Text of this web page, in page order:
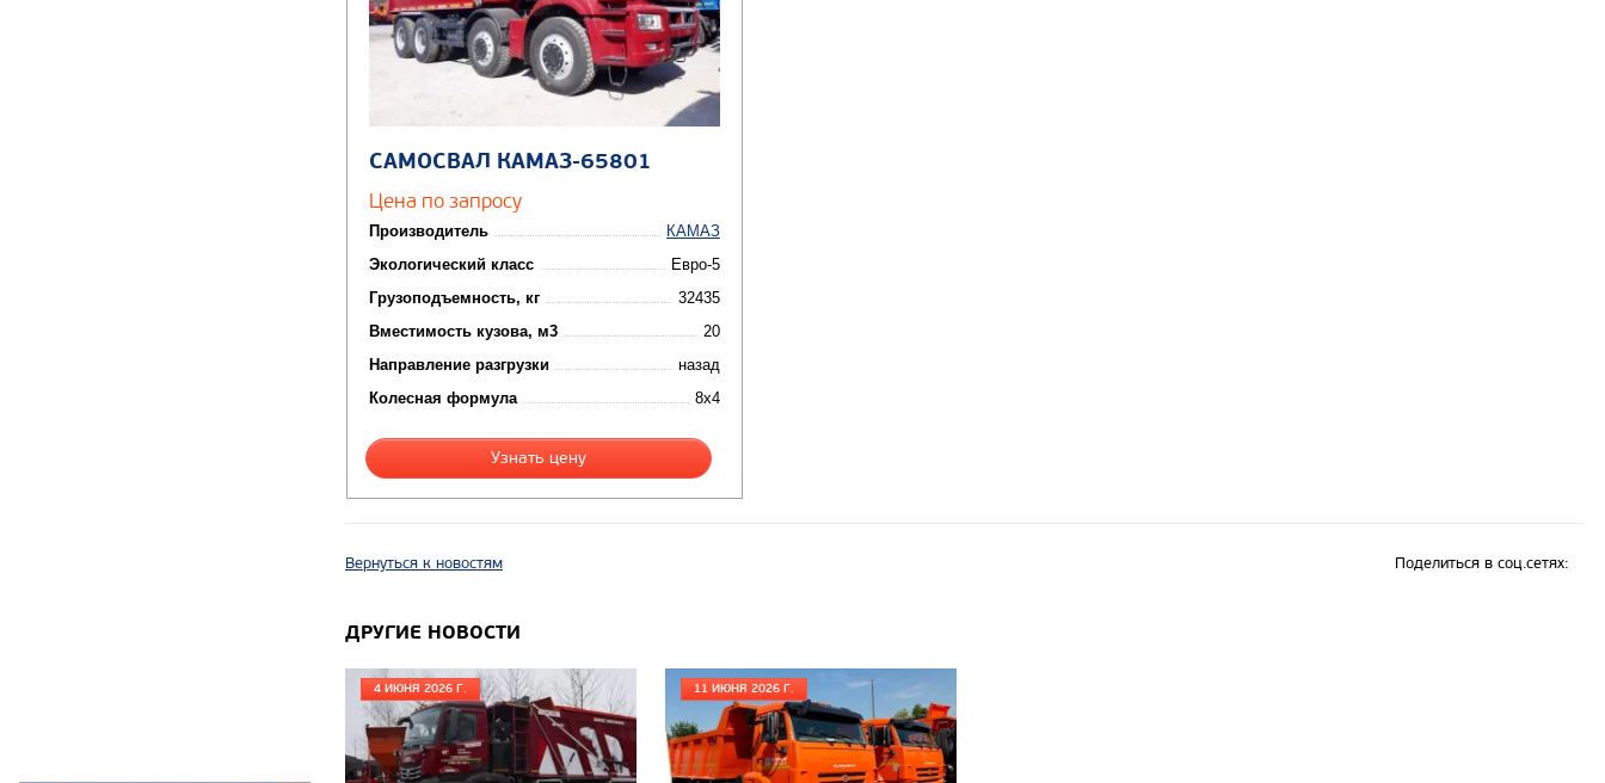
САМОСВАЛ КАМАЗ-65801
Цена по запросу
Производитель
КАМАЗ
Экологический класс
Евро-5
Грузоподъемность, кг
32435
Вместимость кузова, м3
20
Направление разгрузки
назад
Колесная формула
8x4
Узнать цену
Вернуться к новостям Поделиться в соц.сетях:
ДРУГИЕ НОВОСТИ
4 ИЮНЯ 2026 Г. 11 ИЮНЯ 2026 Г.